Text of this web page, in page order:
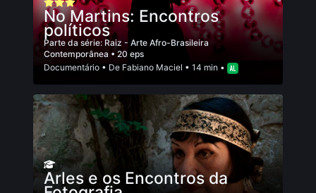
No Martins: Encontros
políticos
Parte da série: Raiz - Arte Afro-Brasileira
Contemporânea • 20 eps
Documentário • De Fabiano Maciel • 14 min •
Arles e os Encontros da